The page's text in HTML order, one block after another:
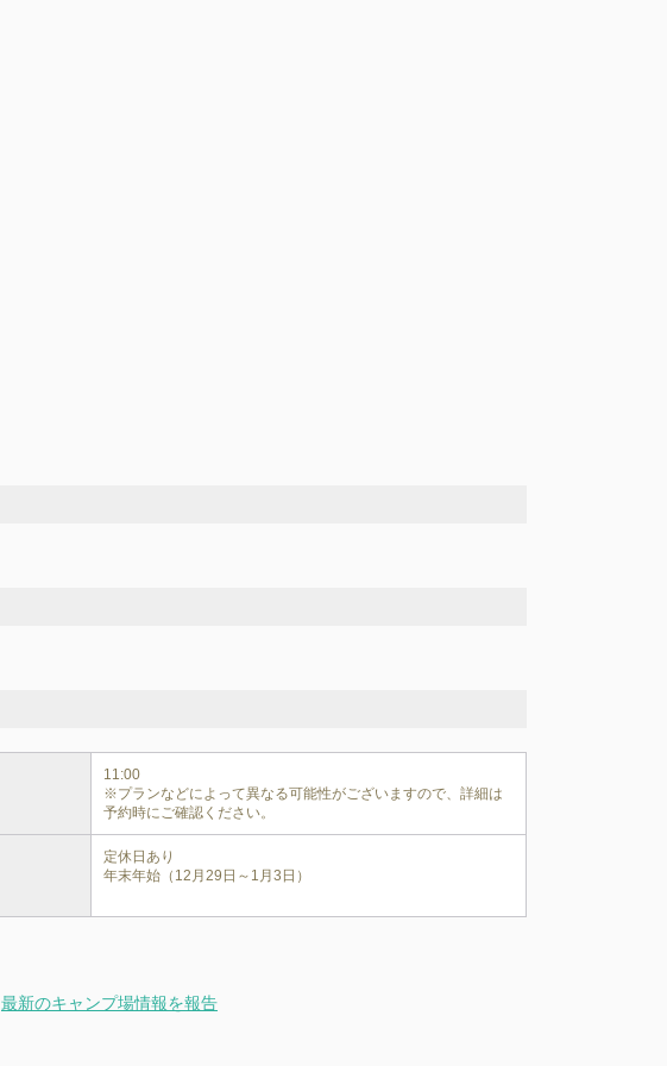
11:00
※プランなどによって異なる可能性がございますので、詳細は
予約時にご確認ください。
定休日あり
年末年始（12月29日～1月3日）
最新のキャンプ場情報を報告